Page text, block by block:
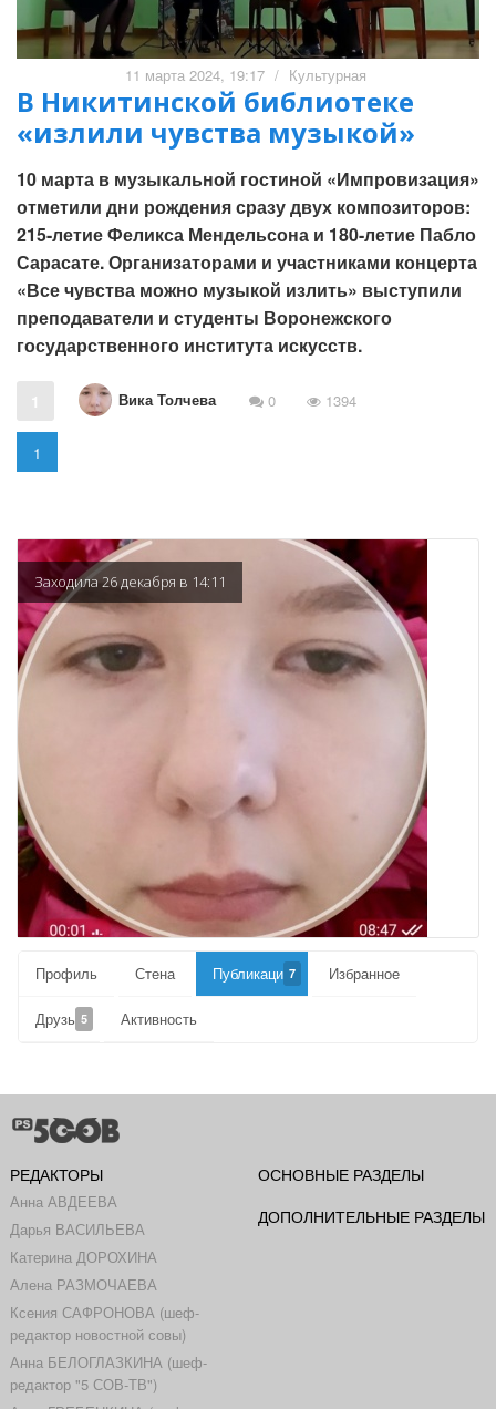
11 марта 2024, 19:17 / Культурная
В Никитинской библиотеке
«излили чувства музыкой»
10 марта в музыкальной гостиной «Импровизация»
отметили дни рождения сразу двух композиторов:
215-летие Феликса Мендельсона и 180-летие Пабло
Сарасате. Организаторами и участниками концерта
«Все чувства можно музыкой излить» выступили
преподаватели и студенты Воронежского
государственного института искусств.
1 Вика Толчева 0 1394
1
Заходила 26 декабря в 14:11
Профиль Стена Публикации7 Избранное
Друзья5 Активность
РЕДАКТОРЫ
Анна АВДЕЕВА
Дарья ВАСИЛЬЕВА
Катерина ДОРОХИНА
Алена РАЗМОЧАЕВА
Ксения САФРОНОВА (шеф-
редактор новостной совы)
Анна БЕЛОГЛАЗКИНА (шеф-
редактор "5 СОВ-ТВ")
ОСНОВНЫЕ РАЗДЕЛЫ
ДОПОЛНИТЕЛЬНЫЕ РАЗДЕЛЫ